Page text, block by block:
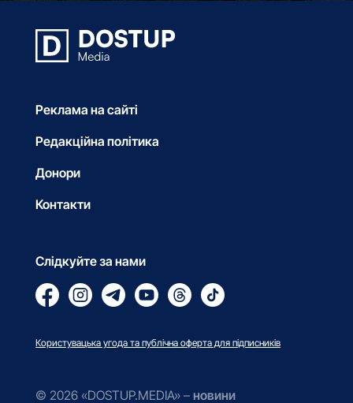
Реклама на сайті
Редакційна політика
Донори
Контакти
Слідкуйте за нами
Користувацька угода та публічна оферта для підписників
© 2026 «DOSTUP.MEDIA» – новини